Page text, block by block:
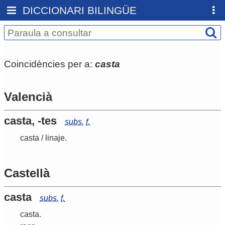
DICCIONARI BILINGÜE
Coincidències per a: casta
Valencià
casta, -tes subs. f.
casta / linaje.
Castellà
casta subs. f.
casta.